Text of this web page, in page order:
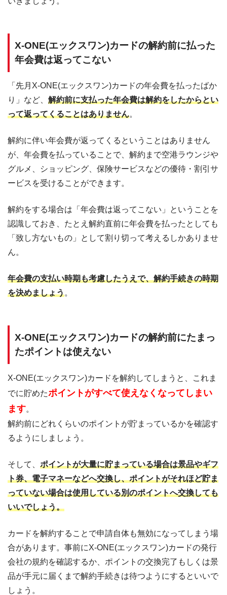
X-ONE(エックスワン)カードの解約前に払った
年会費は返ってこない
「先月X-ONE(エックスワン)カードの年会費を払ったばか
り」など、 解約前に支払った年会費は解約をしたからとい
って返ってくることはありません。
解約に伴い年会費が返ってくるということはありません
が、年会費を払っていることで、解約まで空港ラウンジや
グルメ、ショッピング、保険サービスなどの優待・割引サ
ービスを受けることができます。
解約をする場合は「年会費は返ってこない」ということを
認識しておき、たとえ解約直前に年会費を払ったとしても
「致し方ないもの」として割り切って考えるしかありませ
ん。
年会費の支払い時期も考慮したうえで、解約手続きの時期
を決めましょう。
X-ONE(エックスワン)カードの解約前にたまっ
たポイントは使えない
X-ONE(エックスワン)カードを解約してしまうと、これま
でに貯めたポイントがすべて使えなくなってしまい
ます。
解約前にどれくらいのポイントが貯まっているかを確認す
るようにしましょう。
そして、 ポイントが大量に貯まっている場合は景品やギフ
ト券、電子マネーなどへ交換し、ポイントがそれほど貯ま
っていない場合は使用している別のポイントへ交換しても
いいでしょう。
カードを解約することで申請自体も無効になってしまう場
合があります。事前にX-ONE(エックスワン)カードの発行
会社の規約を確認するか、ポイントの交換完了もしくは景
品が手元に届くまで解約手続きは待つようにするといいで
しょう。